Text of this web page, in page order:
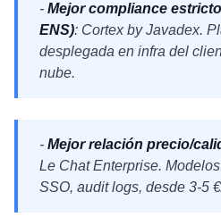
- Mejor compliance
ENS): Cortex by Javadex.
desplegada en infra del
nube.
- Mejor relación precio/
Le Chat Enterprise.
SSO, audit logs, desde 3-5